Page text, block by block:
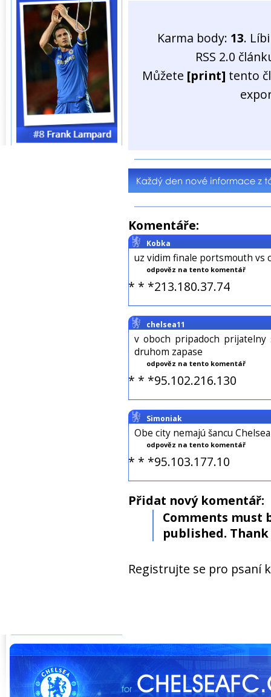
Karma body: 13.
RSS 2.0
Můžete [print] tento
Komentáře:
Kobka
uz vidim finale portsmouth vs
odpověz na tento komentář
* * *213.180.37.74
chelsea11
v oboch pripadoch prijatelny
druhom zapase
odpověz na tento komentář
* * *95.102.216.130
Simoniak
Obe city nemajú šancu
odpověz na tento komentář
* * *95.103.177.10
Přidat nový komentář:
Comments must
published. Thank
Registrujte se pro psaní